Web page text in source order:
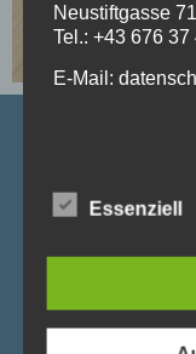
Tel:
Neustiftgasse
Tel.: +43 676 37
E-Mail:
1.
1.1. Diese
Art, den
Essenziell